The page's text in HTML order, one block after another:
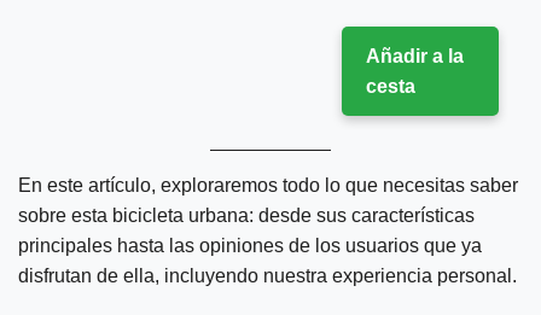
Añadir a la
cesta
En este artículo, exploraremos todo lo que necesitas saber
sobre esta bicicleta urbana: desde sus características
principales hasta las opiniones de los usuarios que ya
disfrutan de ella, incluyendo nuestra experiencia personal.